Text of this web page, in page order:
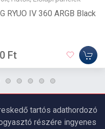
RYUO IV 360 ARGB Black
Ft
tartós adathordozó
részére ingyenes